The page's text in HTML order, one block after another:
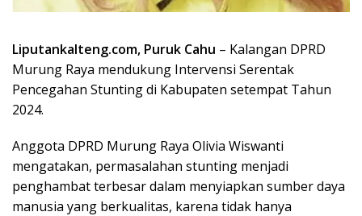
Liputankalteng.com, Puruk Cahu – Kalangan DPRD
Murung Raya mendukung Intervensi Serentak
Pencegahan Stunting di Kabupaten setempat Tahun
2024.
Anggota DPRD Murung Raya Olivia Wiswanti
mengatakan, permasalahan stunting menjadi
penghambat terbesar dalam menyiapkan sumber daya
manusia yang berkualitas, karena tidak hanya